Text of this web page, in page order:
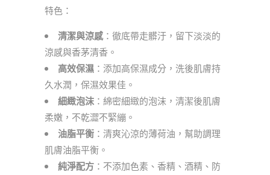
特色：
清潔與涼感：徹底帶走髒汙，留下淡淡的
涼感與香茅清香。
高效保濕 ：添加高保濕成分，洗後肌膚持
久水潤，保濕效果佳。
細緻泡沫 ：綿密細緻的泡沫，清潔後肌膚
柔嫩，不乾澀不緊繃。
油脂平衡 ：清爽沁涼的薄荷油，幫助調理
肌膚油脂平衡。
純淨配方 ：不添加色素、香精、酒精、防